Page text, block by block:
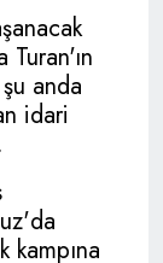
anda
idari
kampına